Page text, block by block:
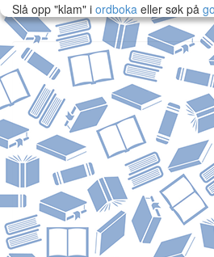
Slå opp "klam" i ordboka eller søk på